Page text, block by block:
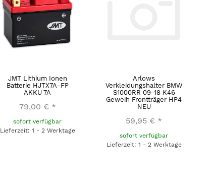
JMT Lithium Ionen
Batterie HJTX7A-FP
AKKU 7A
79,00 € *
sofort verfügbar
Lieferzeit: 1 - 2 Werktage
Arlows
Verkleidungshalter BMW
S1000RR 09-18 K46
Geweih Frontträger HP4
NEU
59,95 € *
sofort verfügbar
Lieferzeit: 1 - 2 Werktage